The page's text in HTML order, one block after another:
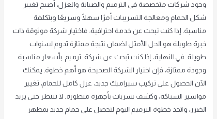
وجود شركات متخصصة في الترميم والصيانة والعزل، أصبح تغيير
شكل الحمام ومعالجة التسريبات أمرًا سهلًا وسريعًا وبتكلفة
مناسبة. إذا كنت تبحث عن خدمة احترافية، فاختيار شركة موثوقة ذات
خبرة طويلة هو الحل الأمثل لضمان نتيجة ممتازة تدوم لسنوات
طويلة. في النهاية، إذا كنت تبحث عن شركة ترميم بأسعار مناسبة
وجودة ممتازة، فإن اختيار الشركة الصحيحة هو أهم خطوة. يمكنك
الآن الحصول على تركيب سيراميك جديد، عزل كامل للحمام، تغيير
مواسير السباكة، وكشف تسربات بأجهزة متطورة. لا تنتظر حتى يزيد
الضرر، واتخذ خطوة الترميم اليوم لتحصل على حمام جديد بمظهر